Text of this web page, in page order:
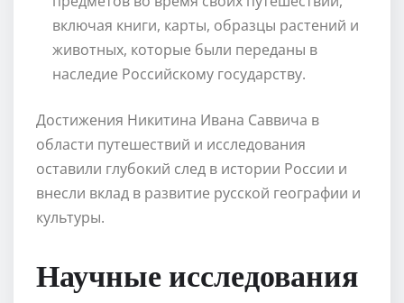
включая книги, карты, образцы растений и
животных, которые были переданы в
наследие Российскому государству.
Достижения Никитина Ивана Саввича в
области путешествий и исследования
оставили глубокий след в истории России и
внесли вклад в развитие русской географии и
культуры.
Научные исследования